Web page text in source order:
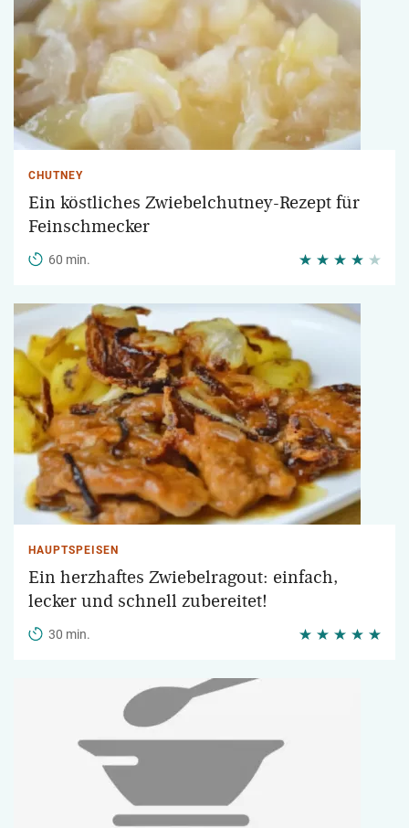
CHUTNEY
Ein köstliches Zwiebelchutney-Rezept für
Feinschmecker
60 min.
HAUPTSPEISEN
Ein herzhaftes Zwiebelragout: einfach,
lecker und schnell zubereitet!
30 min.